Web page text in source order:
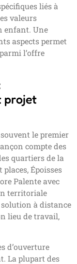
liés à
valeurs
enfant. Une
aspects permet
l’offre
projet
le premier
compte des
quartiers de la
Époisses
Palente avec
territoriale
à distance
lieu de travail,
d’ouverture
La plupart des